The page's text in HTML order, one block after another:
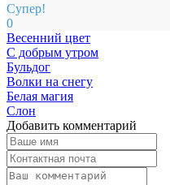
Супер!
0
Весенний цвет
С добрым утром
Бульдог
Волки на снегу
Белая магия
Слон
Добавить комментарий